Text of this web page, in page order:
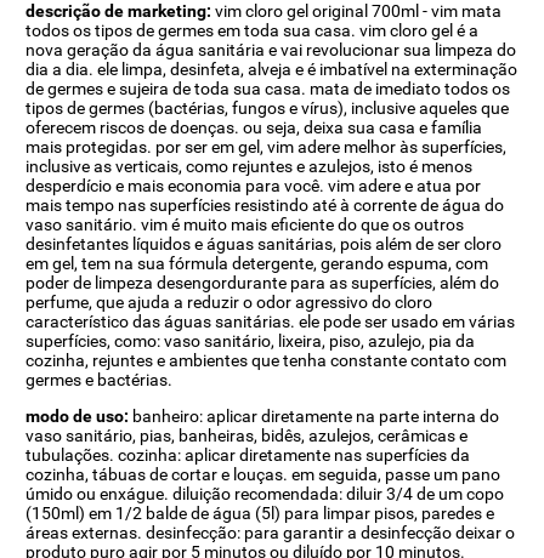
descrição de marketing: vim cloro gel original 700ml - vim mata
todos os tipos de germes em toda sua casa. vim cloro gel é a
nova geração da água sanitária e vai revolucionar sua limpeza do
dia a dia. ele limpa, desinfeta, alveja e é imbatível na exterminação
de germes e sujeira de toda sua casa. mata de imediato todos os
tipos de germes (bactérias, fungos e vírus), inclusive aqueles que
oferecem riscos de doenças. ou seja, deixa sua casa e família
mais protegidas. por ser em gel, vim adere melhor às superfícies,
inclusive as verticais, como rejuntes e azulejos, isto é menos
desperdício e mais economia para você. vim adere e atua por
mais tempo nas superfícies resistindo até à corrente de água do
vaso sanitário. vim é muito mais eficiente do que os outros
desinfetantes líquidos e águas sanitárias, pois além de ser cloro
em gel, tem na sua fórmula detergente, gerando espuma, com
poder de limpeza desengordurante para as superfícies, além do
perfume, que ajuda a reduzir o odor agressivo do cloro
característico das águas sanitárias. ele pode ser usado em várias
superfícies, como: vaso sanitário, lixeira, piso, azulejo, pia da
cozinha, rejuntes e ambientes que tenha constante contato com
germes e bactérias.
modo de uso: banheiro: aplicar diretamente na parte interna do
vaso sanitário, pias, banheiras, bidês, azulejos, cerâmicas e
tubulações. cozinha: aplicar diretamente nas superfícies da
cozinha, tábuas de cortar e louças. em seguida, passe um pano
úmido ou enxágue. diluição recomendada: diluir 3/4 de um copo
(150ml) em 1/2 balde de água (5l) para limpar pisos, paredes e
áreas externas. desinfecção: para garantir a desinfecção deixar o
produto puro agir por 5 minutos ou diluído por 10 minutos.